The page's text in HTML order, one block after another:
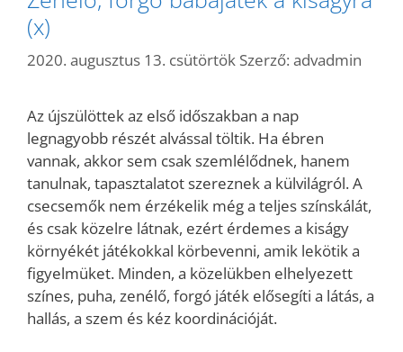
(x)
2020. augusztus 13. csütörtök Szerző: advadmin
Az újszülöttek az első időszakban a nap
legnagyobb részét alvással töltik. Ha ébren
vannak, akkor sem csak szemlélődnek, hanem
tanulnak, tapasztalatot szereznek a külvilágról. A
csecsemők nem érzékelik még a teljes színskálát,
és csak közelre látnak, ezért érdemes a kiságy
környékét játékokkal körbevenni, amik lekötik a
figyelmüket. Minden, a közelükben elhelyezett
színes, puha, zenélő, forgó játék elősegíti a látás, a
hallás, a szem és kéz koordinációját.